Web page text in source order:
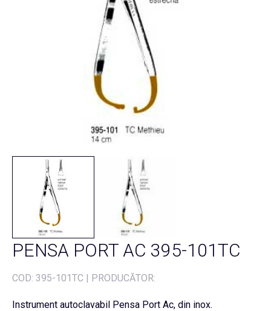
PENSA PORT AC 395-101TC
COD: 395-101TC | PRODUCĂTOR:
Instrument autoclavabil Pensa Port Ac, din inox.